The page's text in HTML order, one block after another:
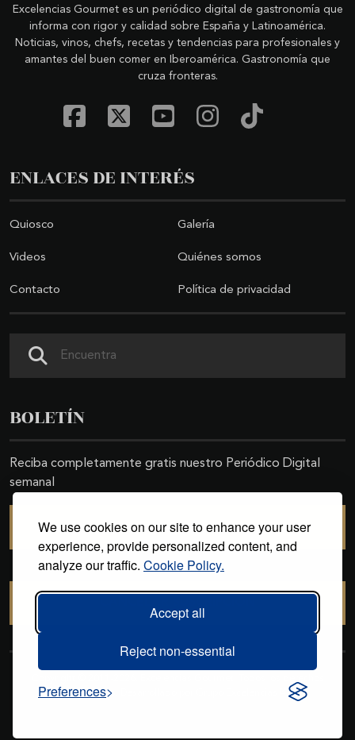
We use cookies on our site to enhance your user
experience, provide personalized content, and
analyze our traffic. Cookie Policy.
Accept all
Reject non-essential
Preferences
Excelencias Gourmet es un periódico digital de gastronomía que
informa con rigor y calidad sobre España y Latinoamérica.
Noticias, vinos, chefs, recetas y tendencias para profesionales y
amantes del buen comer en Iberoamérica. Gastronomía que
cruza fronteras.
ENLACES DE INTERÉS
Quiosco Galería
Videos Quiénes somos
Contacto Política de privacidad
BOLETÍN
Reciba completamente gratis nuestro Periódico Digital
semanal
SUSCRIBIRSE
reservados. Desarrollado por
.